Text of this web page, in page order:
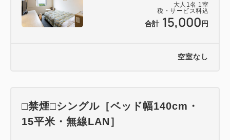
シングル（15平米）／ダブル（17平米）／ツイン
（24平米）
地域のホテルの中では比較的ゆったりとした滞在が叶
※無線LAN完備
※大浴場はございません 客室浴室をご利用ください
大人 1 名 1 室
税・サービス料込
合計 15,000 円
空室なし
□禁煙□シングル［ベッド幅140cm・
15平米・無線LAN］